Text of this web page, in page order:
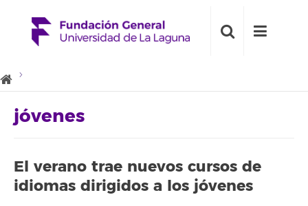
jóvenes
El verano trae nuevos cursos de
idiomas dirigidos a los jóvenes